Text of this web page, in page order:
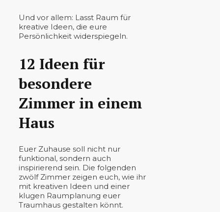
Und vor allem: Lasst Raum für
kreative Ideen, die eure
Persönlichkeit widerspiegeln.
12 Ideen für
besondere
Zimmer in einem
Haus
Euer Zuhause soll nicht nur
funktional, sondern auch
inspirierend sein. Die folgenden
zwölf Zimmer zeigen euch, wie ihr
mit kreativen Ideen und einer
klugen Raumplanung euer
Traumhaus gestalten könnt.